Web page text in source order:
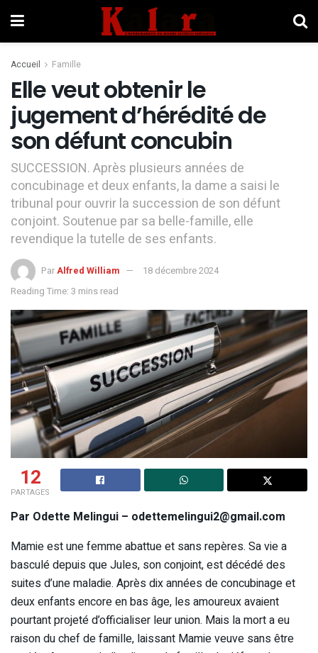
Accueil Famille
Elle veut obtenir le
jugement d’hérédité de
son défunt concubin
SUCCESSION. Après plusieurs années de
concubinage et deux enfants, la dame a saisi le
tribunal pour ouvrir la succession de son défunt
conjoint. Soutenue par sa belle-famille, elle
revendique la tutelle de ses enfants.
ParAlfred William
18 décembre 2024
Reading Time: 3 mins read
12
PARTAGES
Par Odette Melingui – odettemelingui2@gmail.com
Mamie est une femme abattue et sans repères. Sa vie a
basculé depuis que Jules, son conjoint, est décédé des
suites d’une maladie. Après dix années de concubinage et
deux enfants encore en bas âge, les amoureux avaient
pourtant projeté d’officialiser leur union. Mais la mort a eu
raison du chef de famille, laissant Mamie veuve sans être